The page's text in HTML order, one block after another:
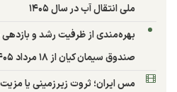
ملی انتقال آب در سال ۱۴۰۵
بهره‌مندی از ظرفیت رشد و
صندوق سیمان کیان از ۱۸ مرداد ۱۴۰۵
مس ایران؛ ثروت زیرزمینی یا